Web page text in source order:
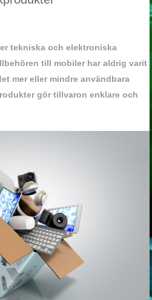
tekniska och elektroniska
till mobiler har aldrig varit
mer eller mindre användbara
gör tillvaron enklare och